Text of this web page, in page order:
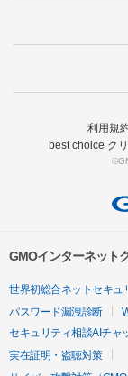
利用規
best choice ク
GMOインターネット
世界初総合ネットセキュ
パスワード漏洩診断
セキュリティ相談AIチャ
実在証明・盗聴対策